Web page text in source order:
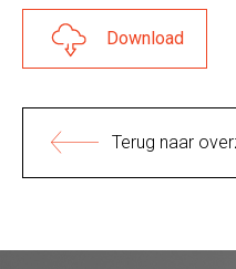
Download
Terug naar